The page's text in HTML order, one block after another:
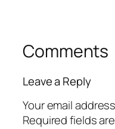
Comments
Leave a Reply
Your email
Required fields